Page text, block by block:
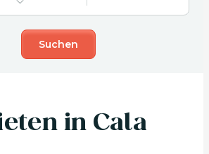
Suchen
in Cala